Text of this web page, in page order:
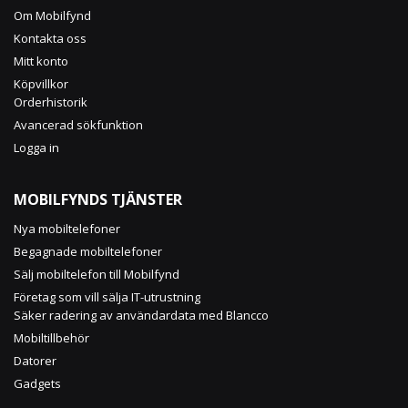
Om Mobilfynd
Kontakta oss
Mitt konto
Köpvillkor
Orderhistorik
Avancerad sökfunktion
Logga in
MOBILFYNDS TJÄNSTER
Nya mobiltelefoner
Begagnade mobiltelefoner
Sälj mobiltelefon till Mobilfynd
Företag som vill sälja IT-utrustning
Säker radering av användardata med Blancco
Mobiltillbehör
Datorer
Gadgets